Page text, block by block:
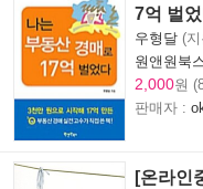
7억 벌
우형달 (
원앤원북
2,000원
판매자 :
[온라인